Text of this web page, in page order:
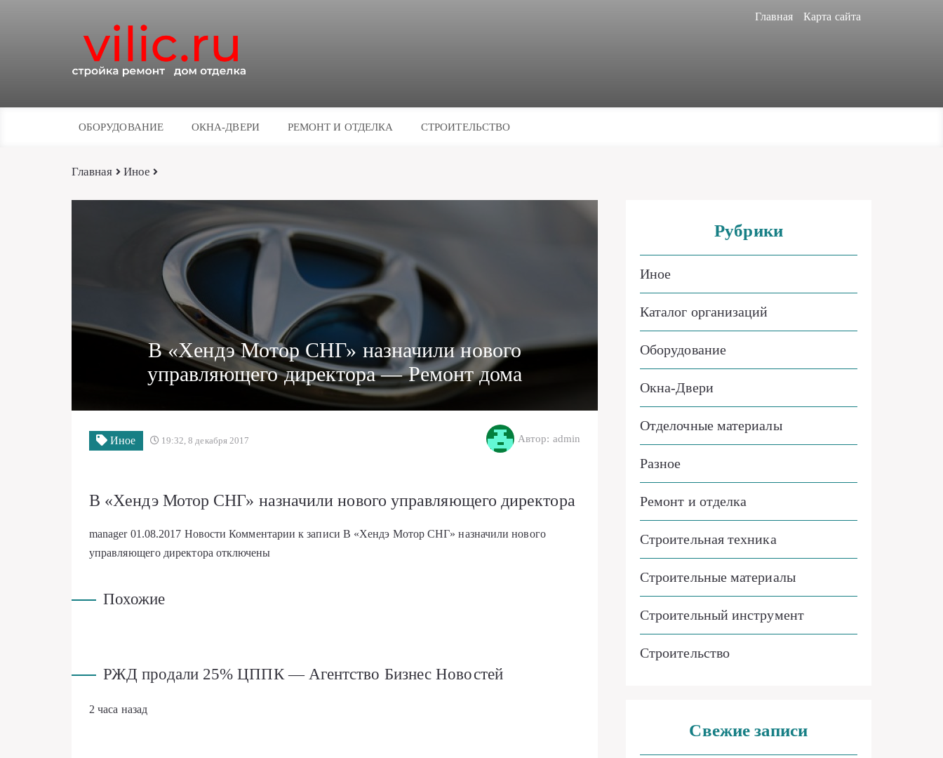
Главная Карта сайта
ОБОРУДОВАНИЕ ОКНА-ДВЕРИ РЕМОНТ И ОТДЕЛКА СТРОИТЕЛЬСТВО
Главная Иное
В «Хендэ Мотор СНГ» назначили нового
управляющего директора — Ремонт дома
Иное 19:32, 8 декабря 2017 Автор: admin
В «Хендэ Мотор СНГ» назначили нового управляющего директора
manager 01.08.2017 Новости Комментариик записи В «Хендэ Мотор СНГ» назначили нового
управляющего директора отключены
Похожие
РЖД продали 25% ЦППК — Агентство Бизнес Новостей
2 часа назад
Рубрики
Иное
Каталог организаций
Оборудование
Окна-Двери
Отделочные материалы
Разное
Ремонт и отделка
Строительная техника
Строительные материалы
Строительный инструмент
Строительство
Свежие записи